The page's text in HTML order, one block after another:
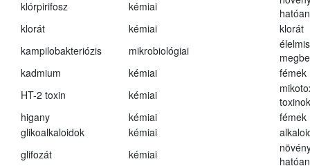
klórpirifosz
kémiai
klorát
kémiai
klorát
kampilobakteriózis
mikrobiológiai
kadmium
kémiai
fémek
HT-2 toxin
kémiai
toxinok
higany
kémiai
fémek
glikoalkaloidok
kémiai
glifozát
kémiai